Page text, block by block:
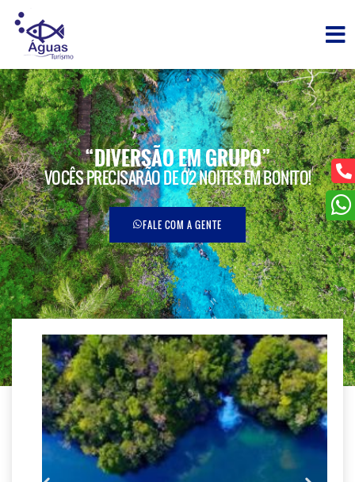
“DIVERSÃO EM GRUPO”
VOCÊS PRECISARÃO DE 02 NOITES EM BONITO!
FALE COM A GENTE